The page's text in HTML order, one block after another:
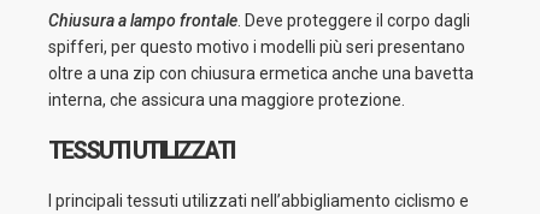
Chiusura a lampo frontale . Deve proteggere il corpo dagli
spifferi, per questo motivo i modelli più seri presentano
oltre a una zip con chiusura ermetica anche una bavetta
interna, che assicura una maggiore protezione.
TESSUTI UTILIZZATI
I principali tessuti utilizzati nell’abbigliamento ciclismo e